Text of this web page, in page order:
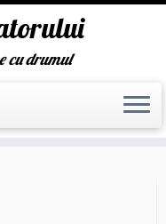
cu drumul
„Vasile Fati”